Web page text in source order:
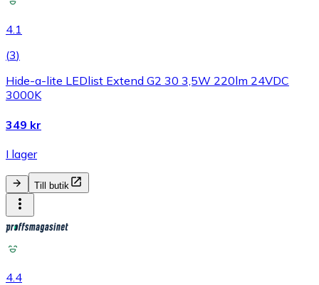
4.1
(3)
Hide-a-lite LEDlist Extend G2 30 3,5W 220lm 24VDC
3000K
349 kr
I lager
Till butik
4.4